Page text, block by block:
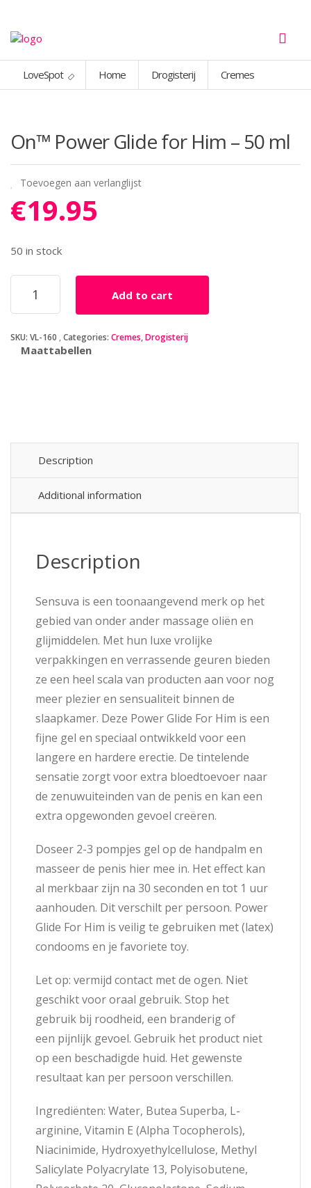
LoveSpot Home Drogisterij Cremes
On™ Power Glide for Him – 50 ml
Toevoegen aan verlanglijst
€19.95
50 in stock
On™
Power
Glide
Him
Add to cart
SKU: VL-160 Categories: Cremes,Drogisterij
Maattabellen
Description
Additional information
Description
Sensuva is een toonaangevend merk op het
gebied van onder ander massage oliën en
glijmiddelen. Met hun luxe vrolijke
verpakkingen en verrassende geuren bieden
ze een heel scala van producten aan voor nog
meer plezier en sensualiteit binnen de
slaapkamer. Deze Power Glide For Him is een
fijne gel en speciaal ontwikkeld voor een
langere en hardere erectie. De tintelende
sensatie zorgt voor extra bloedtoevoer naar
de zenuwuiteinden van de penis en kan een
extra opgewonden gevoel creëren.
Doseer 2-3 pompjes gel op de handpalm en
masseer de penis hier mee in. Het effect kan
al merkbaar zijn na 30 seconden en tot 1 uur
aanhouden. Dit verschilt per persoon. Power
Glide For Him is veilig te gebruiken met (latex)
condooms en je favoriete toy.
Let op: vermijd contact met de ogen. Niet
geschikt voor oraal gebruik. Stop het
gebruik bij roodheid, een branderig of
een pijnlijk gevoel. Gebruik het product niet
op een beschadigde huid. Het gewenste
resultaat kan per persoon verschillen.
Ingrediënten: Water, Butea Superba, L-
arginine, Vitamin E (Alpha Tocopherols),
Niacinimide, Hydroxyethylcellulose, Methyl
Salicylate Polyacrylate 13, Polyisobutene,